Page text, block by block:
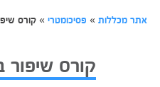
אתר מכללות» פסיכומטרי» קורס
קורס